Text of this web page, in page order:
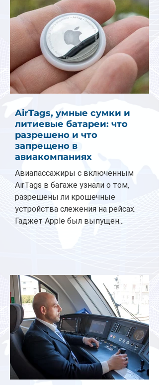
AirTags, умные сумки и
литиевые батареи: что
разрешено и что
запрещено в
авиакомпаниях
Авиапассажиры с включенным
AirTags в багаже узнали о том,
разрешены ли крошечные
устройства слежения на рейсах.
Гаджет Apple был выпущен...